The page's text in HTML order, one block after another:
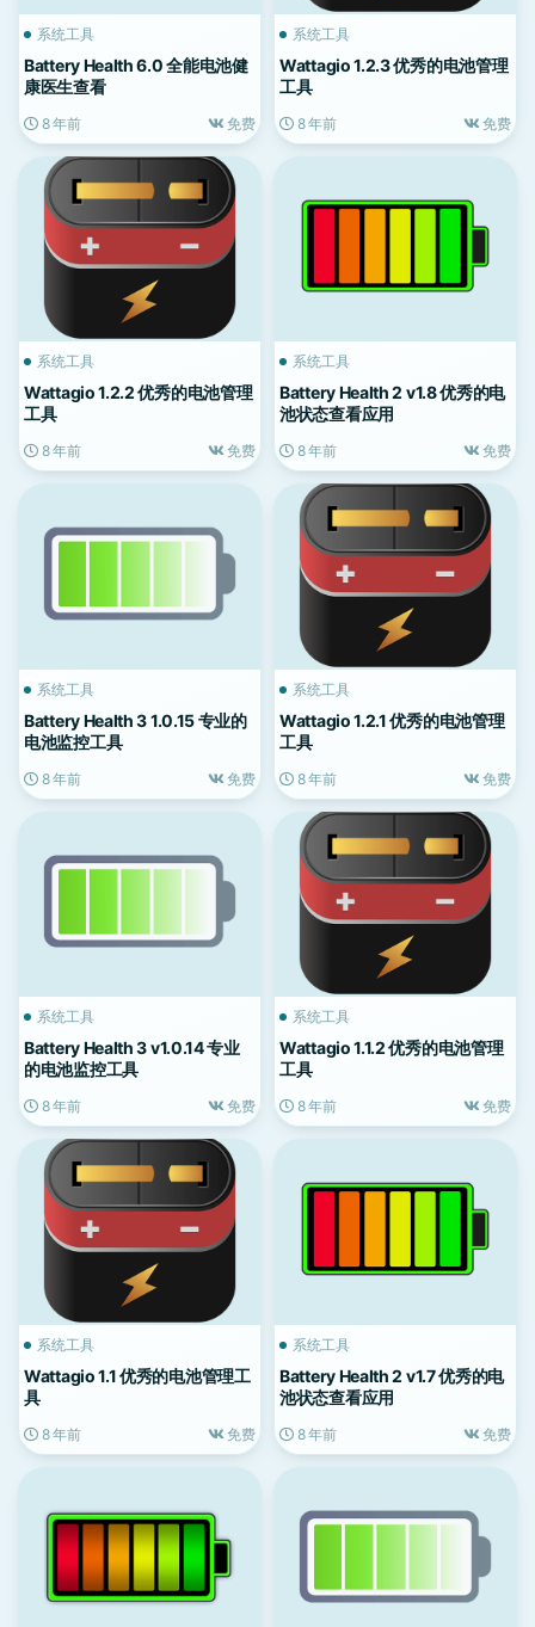
系统工具
Battery Health 6.0 全能电池健
康医生查看
8 年前 免费
系统工具
Wattagio 1.2.3 优秀的电池管理
工具
8 年前 免费
系统工具
Wattagio 1.2.2 优秀的电池管理
工具
8 年前 免费
系统工具
Battery Health 2 v1.8 优秀的电
池状态查看应用
8 年前 免费
系统工具
Battery Health 3 1.0.15 专业的
电池监控工具
8 年前 免费
系统工具
Wattagio 1.2.1 优秀的电池管理
工具
8 年前 免费
系统工具
Battery Health 3 v1.0.14 专业
的电池监控工具
8 年前 免费
系统工具
Wattagio 1.1.2 优秀的电池管理
工具
8 年前 免费
系统工具
Wattagio 1.1 优秀的电池管理工
具
8 年前 免费
系统工具
Battery Health 2 v1.7 优秀的电
池状态查看应用
8 年前 免费